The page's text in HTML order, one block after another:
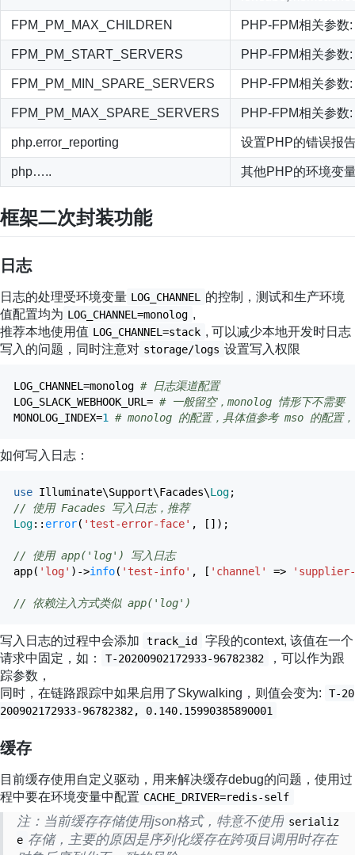
FPM_PM_MAX_CHILDREN PHP-FPM相关参数
FPM_PM_START_SERVERS PHP-FPM相关参数
FPM_PM_MIN_SPARE_SERVERS PHP-FPM相关参数
FPM_PM_MAX_SPARE_SERVERS PHP-FPM相关参数
php.error_reporting 设置PHP的错误报
php….. 其他PHP的环境变
框架二次封装功能
日志
日志的处理受环境变量 LOG_CHANNEL
的控制，测试和生产环境
值配置均为 LOG_CHANNEL=monolog ,
推荐本地使用值 LOG_CHANNEL=stack , 可以减少本地开发时日志
写入的问题，同时注意对 storage/logs 设置写入权限
LOG_CHANNEL =monolog # 日志渠道配置
LOG_SLACK_WEBHOOK_URL = # 一般留空，monolog 情形下不需要
MONOLOG_INDEX=1 # monolog 的配置，具体值参考 mso 的配置
如何写入日志：
use Illuminate\Support\Facades\Log;
// 使用 Facades 写入日志，推荐
Log:: error( 'test-error-face' , [ ] ) ;
// 使用 app('log') 写入日志
app( 'log' ) ->info( 'test-info' , [ 'channel' =>
// 依赖注入方式类似 app('log')
写入日志的过程中会添加 track_id
字段的context, 该值在一个
请求中固定，如：
T-20200902172933-96782382
，可以作为跟
踪参数，
同时，在链路跟踪中如果启用了Skywalking，则值会变为:
T-20
200902172933-96782382, 0.140.15990385890001
缓存
目前缓存使用自定义驱动，用来解决缓存debug的问题，使用过
程中要在环境变量中配置 CACHE_DRIVER=redis-self
注：当前缓存存储使用json格式，特意不使用 serializ
e 存储，主要的原因是序列化缓存在跨项目调用时存在